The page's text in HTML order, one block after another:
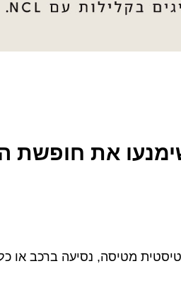
את חופשת
מטיסה, נסיעה ברכב או כלי